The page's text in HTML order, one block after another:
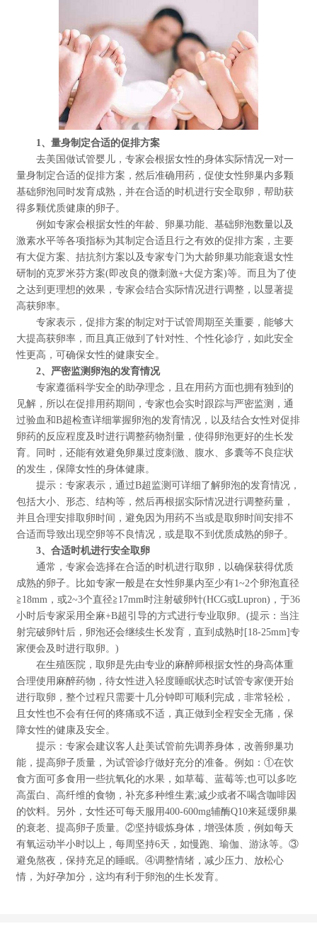
1、量身制定合适的促排方案
去美国做试管婴儿，专家会根据女性的身体实际情况一对一
量身制定合适的促排方案，然后准确用药，促使女性卵巢内多颗
基础卵泡同时发育成熟，并在合适的时机进行安全取卵，帮助获
得多颗优质健康的卵子。
例如专家会根据女性的年龄、卵巢功能、基础卵泡数量以及
激素水平等各项指标为其制定合适且行之有效的促排方案，主要
有大促方案、拮抗剂方案以及专家专门为大龄卵巢功能衰退女性
研制的克罗米芬方案(即改良的微刺激+大促方案)等。而且为了使
之达到更理想的效果，专家会结合实际情况进行调整，以显著提
高获卵率。
专家表示，促排方案的制定对于试管周期至关重要，能够大
大提高获卵率，而且真正做到了针对性、个性化诊疗，如此安全
性更高，可确保女性的健康安全。
2、严密监测卵泡的发育情况
专家遵循科学安全的助孕理念，且在用药方面也拥有独到的
见解，所以在促排用药期间，专家也会实时跟踪与严密监测，通
过验血和B超检查详细掌握卵泡的发育情况，以及结合女性对促排
卵药的反应程度及时进行调整药物剂量，使得卵泡更好的生长发
育。同时，还能有效避免卵巢过度刺激、腹水、多囊等不良症状
的发生，保障女性的身体健康。
提示：专家表示，通过B超监测可详细了解卵泡的发育情况，
包括大小、形态、结构等，然后再根据实际情况进行调整药量，
并且合理安排取卵时间，避免因为用药不当或是取卵时间安排不
合适而导致出现空卵等不良情况，或是取不到优质成熟的卵子。
3、合适时机进行安全取卵
通常，专家会选择在合适的时机进行取卵，以确保获得优质
成熟的卵子。比如专家一般是在女性卵巢内至少有1~2个卵泡直径
≧18mm，或2~3个直径≧17mm时注射破卵针(HCG或Lupron)，于36
小时后专家采用全麻+B超引导的方式进行专业取卵。(提示：当注
射完破卵针后，卵泡还会继续生长发育，直到成熟时[18-25mm]专
家便会及时进行取卵。)
在生殖医院，取卵是先由专业的麻醉师根据女性的身高体重
合理使用麻醉药物，待女性进入轻度睡眠状态时试管专家便开始
进行取卵，整个过程只需要十几分钟即可顺利完成，非常轻松，
且女性也不会有任何的疼痛或不适，真正做到全程安全无痛，保
障女性的健康及安全。
提示：专家会建议客人赴美试管前先调养身体，改善卵巢功
能，提高卵子质量，为试管诊疗做好充分的准备。例如：①在饮
食方面可多食用一些抗氧化的水果，如草莓、蓝莓等;也可以多吃
高蛋白、高纤维的食物，补充多种维生素;减少或者不喝含咖啡因
的饮料。另外，女性还可每天服用400-600mg辅酶Q10来延缓卵巢
的衰老、提高卵子质量。②坚持锻炼身体，增强体质，例如每天
有氧运动半小时以上，每周坚持6天，如慢跑、瑜伽、游泳等。③
避免熬夜，保持充足的睡眠。④调整情绪，减少压力、放松心
情，为好孕加分，这均有利于卵泡的生长发育。